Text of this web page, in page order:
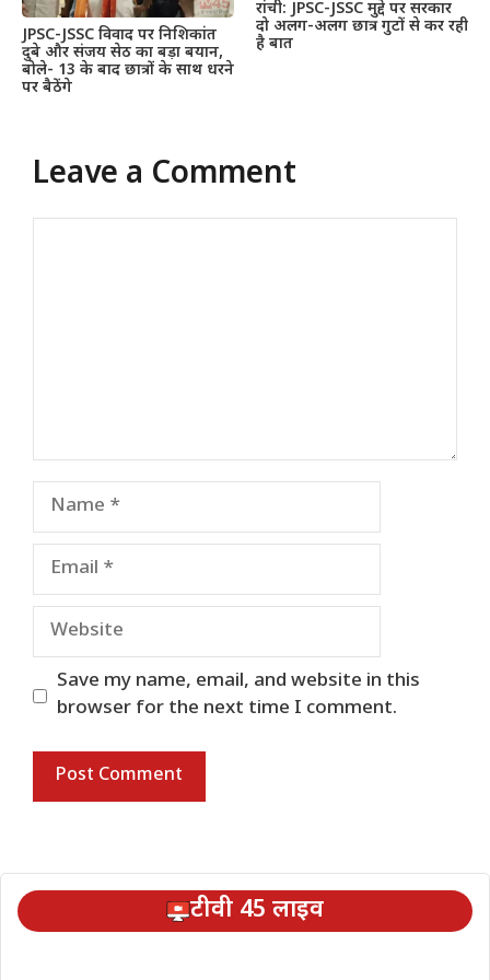
JPSC-JSSC विवाद पर निशिकांत
दुबे और संजय सेठ का बड़ा बयान,
बोले- 13 के बाद छात्रों के साथ धरने
पर बैठेंगे
रांची: JPSC-JSSC मुद्दे पर सरकार
दो अलग-अलग छात्र गुटों से कर रही
है बात
Leave a Comment
Name
Email
Website
Save my name, email, and website in this
browser for the next time I comment.
टीवी 45 लाइव